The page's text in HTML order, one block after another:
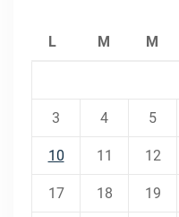
L M M
3 4 5
10 11 12
17 18 19